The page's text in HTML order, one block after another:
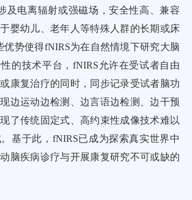
及电离辐射或强磁场，安全性高、兼容
婴幼儿、老年人等特殊人群的长期或床
优势使得fNIRS为在自然情境下研究大脑
的技术平台，fNIRS允许在受试者自由
康复治疗的同时，同步记录受试者脑功
边运动边检测、边言语边检测、边干预
了传统固定式、高约束性成像技术难以
基于此，fNIRS已成为探索真实世界中
脑疾病诊疗与开展康复研究不可或缺的